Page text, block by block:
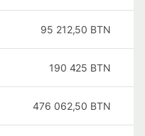
95 212,50 BTN
190 425 BTN
476 062,50 BTN